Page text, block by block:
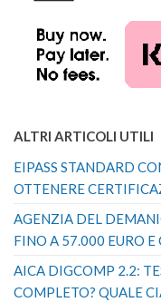
ALTRI ARTICOLI UTILI
EIPASS STANDARD
OTTENERE
AGENZIA DEL
FINO A 57.000 EURO
AICA DIGCOMP 2.2:
COMPLETO? QUALE